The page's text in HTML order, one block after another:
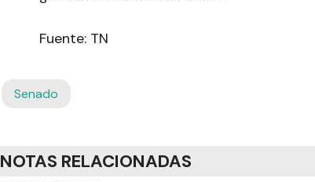
Fuente: TN
Senado
NOTAS RELACIONADAS